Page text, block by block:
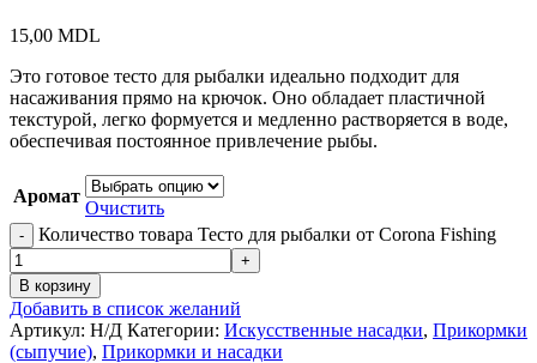
15,00 MDL
Это готовое тесто для рыбалки идеально подходит для
насаживания прямо на крючок. Оно обладает пластичной
текстурой, легко формуется и медленно растворяется в воде,
обеспечивая постоянное привлечение рыбы.
Аромат
Очистить
Количество товара Тесто для рыбалки от Corona Fishing
В корзину
Добавить в список желаний
Артикул: Н/Д Категории: Искусственные насадки, Прикормки
(сыпучие), Прикормки и насадки